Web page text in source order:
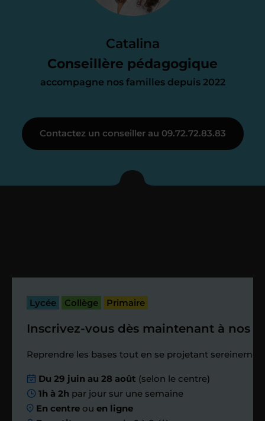
Catalina
Conseillère pédagogique
accompagne nos familles depuis 2022
parfait. À partir de maintenant nous
nous occupons de tout.
Je vous présente votre
enseignant sous 72
passé.
Étape 4
Nous planifions
ensemble des
Contactez un conseiller au 09.72.72.83.83
Lycée Collège Primaire
Inscrivez-vous dès maintenant à nos
Reprendre les bases tout en se projetant
Du 29 juin au 28 août (selon le centre)
1h à 2h par jour sur une semaine
En centre ouen ligne